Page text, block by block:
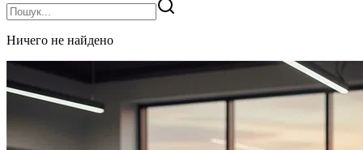
Ничего не найдено